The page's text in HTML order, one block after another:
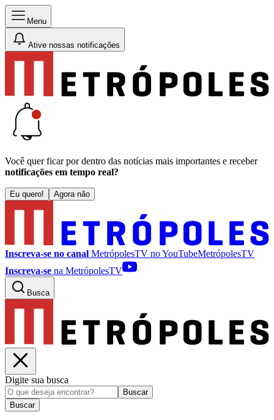
Menu
Ative nossas notificações
Você quer ficar por dentro das notícias mais importantes e receber
notificações em tempo real?
Eu quero! Agora não
Inscreva-se no canal MetrópolesTV noYouTubeMetrópolesTV
Inscreva-se na MetrópolesTV
Busca
Digite sua busca
Buscar
Buscar